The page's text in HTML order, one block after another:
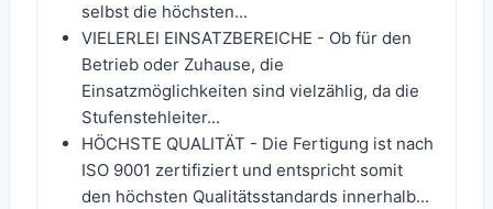
selbst die höchsten...
VIELERLEI EINSATZBEREICHE - Ob für den
Betrieb oder Zuhause, die
Einsatzmöglichkeiten sind vielzählig, da die
Stufenstehleiter...
HÖCHSTE QUALITÄT - Die Fertigung ist nach
ISO 9001 zertifiziert und entspricht somit
den höchsten Qualitätsstandards innerhalb...